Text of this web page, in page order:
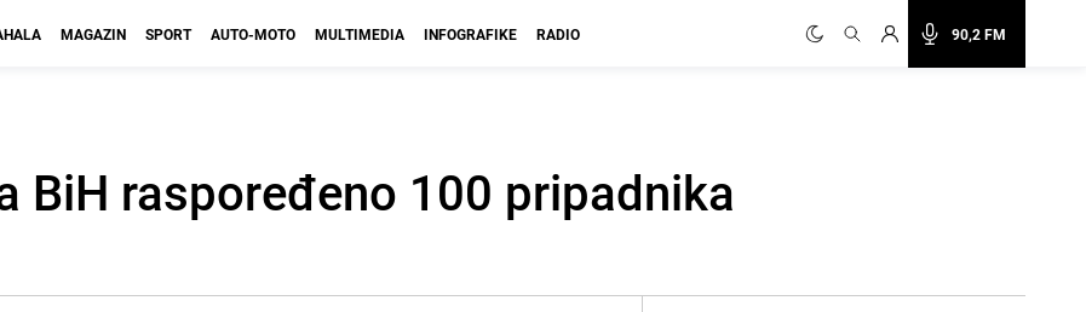
90,2 FM
MAGAZIN SPORT AUTO-MOTO MULTIMEDIA INFOGRAFIKE RADIO
BiH raspoređeno 100 pripadnika